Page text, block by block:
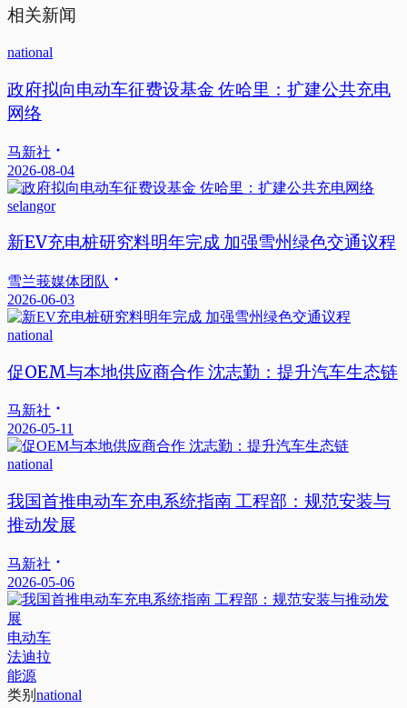
相关新闻
national
政府拟向电动车征费设基金 佐哈里：扩建公共充电
网络
马新社
2026-08-04
selangor
新EV充电桩研究料明年完成 加强雪州绿色交通议程
雪兰莪媒体团队
2026-06-03
national
促OEM与本地供应商合作 沈志勤：提升汽车生态链
马新社
2026-05-11
national
我国首推电动车充电系统指南 工程部：规范安装与
推动发展
马新社
2026-05-06
电动车
法迪拉
能源
类别 national